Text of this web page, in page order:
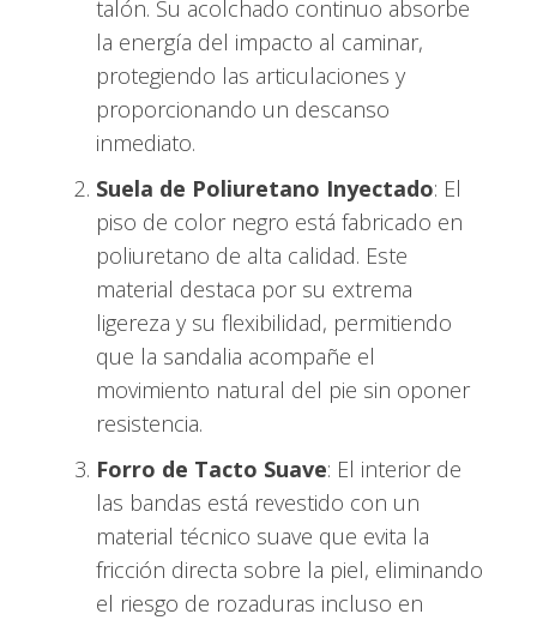
talón. Su acolchado continuo absorbe
la energía del impacto al caminar,
protegiendo las articulaciones y
proporcionando un descanso
inmediato.
Suela de Poliuretano Inyectado: El
piso de color negro está fabricado en
poliuretano de alta calidad. Este
material destaca por su extrema
ligereza y su flexibilidad, permitiendo
que la sandalia acompañe el
movimiento natural del pie sin oponer
resistencia.
Forro de Tacto Suave: El interior de
las bandas está revestido con un
material técnico suave que evita la
fricción directa sobre la piel, eliminando
el riesgo de rozaduras incluso en